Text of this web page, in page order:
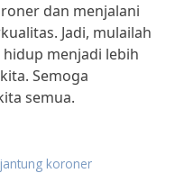
dan menjalani
Jadi, mulailah
menjadi lebih
Semoga
semua.
koroner